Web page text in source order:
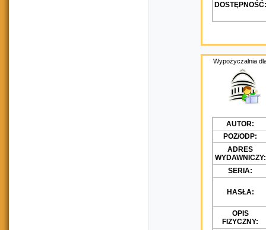
DOSTĘPNOŚĆ:
Wypożyczalnia
AUTOR:
POZ/ODP:
ADRES
WYDAWNICZY:
SERIA:
HASŁA:
OPIS
FIZYCZNY: